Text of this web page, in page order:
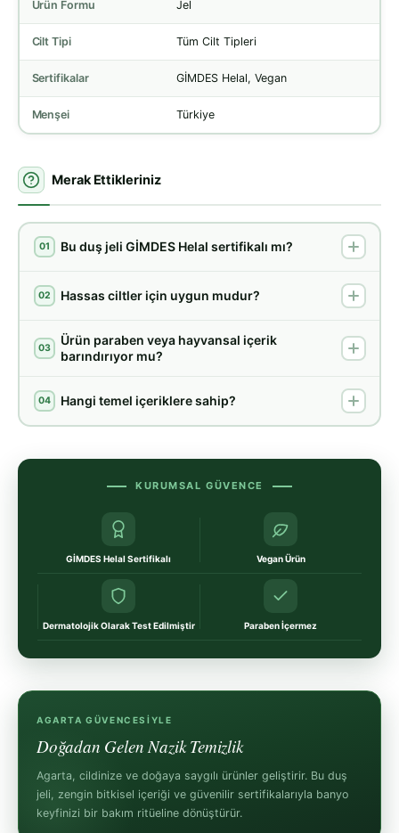
Ürün Formu Jel
Cilt Tipi Tüm Cilt Tipleri
Sertifikalar GİMDES Helal, Vegan
Menşei Türkiye
Merak Ettikleriniz
01 Bu duş jeli GİMDES Helal sertifikalı mı?
02 Hassas ciltler için uygun mudur?
03
Ürün paraben veya hayvansal içerik
barındırıyor mu?
04 Hangi temel içeriklere sahip?
KURUMSAL GÜVENCE
GİMDES Helal Sertifikalı Vegan Ürün
Dermatolojik Olarak Test Edilmiştir Paraben İçermez
AGARTA GÜVENCESIYLE
Doğadan Gelen Nazik Temizlik
Agarta, cildinize ve doğaya saygılı ürünler geliştirir. Bu duş
jeli, zengin bitkisel içeriği ve güvenilir sertifikalarıyla banyo
keyfinizi bir bakım ritüeline dönüştürür.